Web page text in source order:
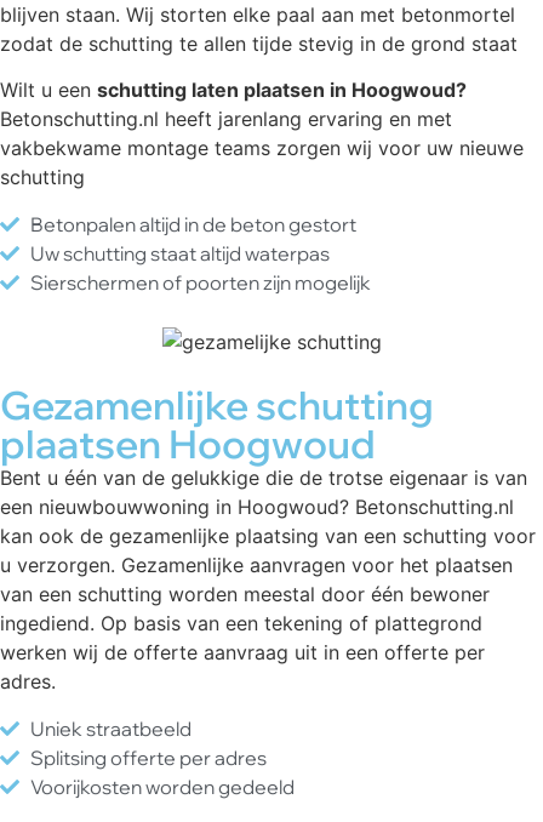
blijven staan. Wij storten elke paal aan met betonmortel
zodat de schutting te allen tijde stevig in de grond staat
Wilt u een schutting laten plaatsen in Hoogwoud?
Betonschutting.nl heeft jarenlang ervaring en met
vakbekwame montage teams zorgen wij voor uw nieuwe
schutting
Betonpalen altijd in de beton gestort
Uw schutting staat altijd waterpas
Sierschermen of poorten zijn mogelijk
Gezamenlijke schutting
plaatsen Hoogwoud
Bent u één van de gelukkige die de trotse eigenaar is van
een nieuwbouwwoning in Hoogwoud? Betonschutting.nl
kan ook de gezamenlijke plaatsing van een schutting voor
u verzorgen. Gezamenlijke aanvragen voor het plaatsen
van een schutting worden meestal door één bewoner
ingediend. Op basis van een tekening of plattegrond
werken wij de offerte aanvraag uit in een offerte per
adres.
Uniek straatbeeld
Splitsing offerte per adres
Voorijkosten worden gedeeld